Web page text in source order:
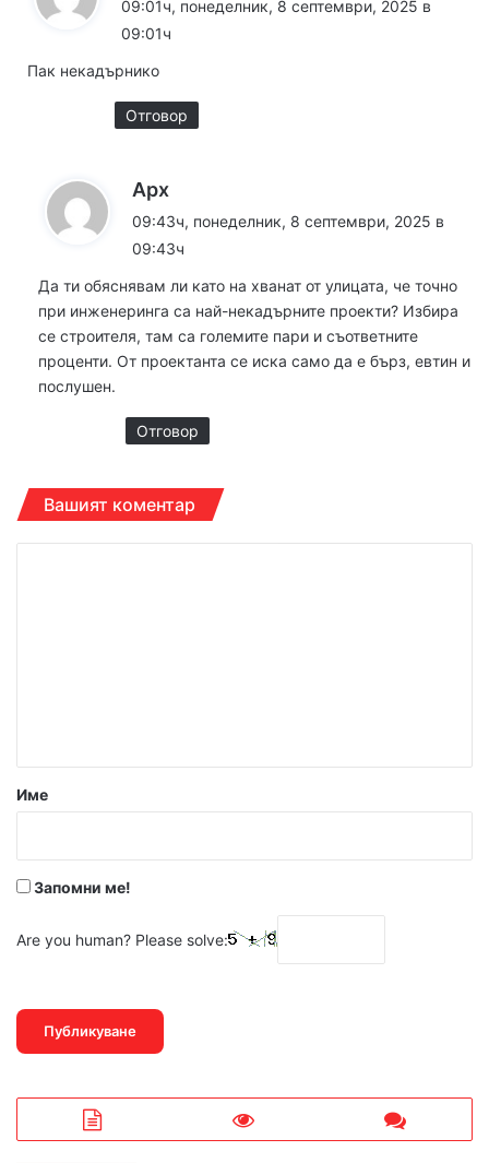
09:01ч, понеделник, 8 септември, 2025 в
09:01ч
Пак некадърнико
Отговор
Арх
а
з
:
09:43ч, понеделник, 8 септември, 2025 в
09:43ч
Да ти обяснявам ли като на хванат от улицата, че точно
при инженеринга са най-некадърните проекти? Избира
се строителя, там са големите пари и съответните
проценти. От проектанта се иска само да е бърз, евтин и
послушен.
Отговор
Вашият коментар
р
Име
Запомни ме!
Are you human? Please solve: